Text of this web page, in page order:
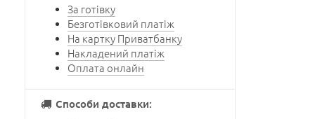
За готівку
Безготівковий платіж
На картку Приватбанку
Накладений платіж
Оплата онлайн
Способи доставки: